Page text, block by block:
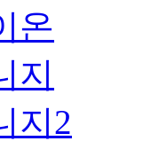
온
지
지2